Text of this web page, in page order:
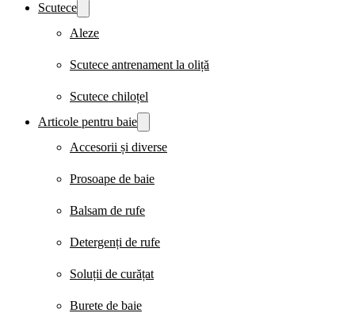
Scutece
Aleze
Scutece antrenament la oliță
Scutece chiloțel
Articole pentru baie
Accesorii și diverse
Prosoape de baie
Balsam de rufe
Detergenți de rufe
Soluții de curățat
Burete de baie